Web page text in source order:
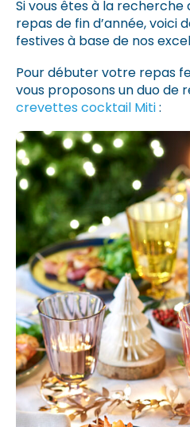
Si vous êtes à la recherche
repas de fin d’année, voici
festives à base de nos
Pour débuter votre repas
vous proposons un duo de
crevettes cocktail Miti: